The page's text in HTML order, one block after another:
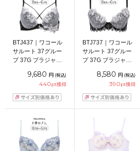
BTJ437｜ワコール
サルート 37グルー
プ 37G ブラジャー
カップ アンダー
65/70/75cm
9,680 円 (税込)
440pt獲得
BTJ737｜ワコール
サルート 37グルー
プ 37G ブラジャー
BCカップ アンダー
65/70/75cm
8,580 円 (税込)
390pt獲得